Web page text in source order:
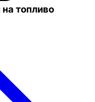
топливо